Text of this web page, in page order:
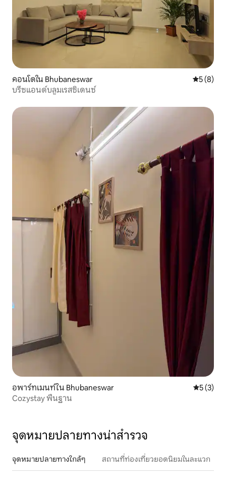
คอนโดใน Bhubaneswar คะแนนเฉ
5 (8)
บรีซแอนด์บลูมเรสซิเดนซ์
อพาร์ทเมนท์ใน Bhubaneswar คะแนนเฉ
5 (3)
Cozystay พื้นฐาน
จุดหมายปลายทางน่าสำรวจ
จุดหมายปลายทางใกล้ๆ สถานที่ท่องเที่ยวยอดนิยมในละแวก